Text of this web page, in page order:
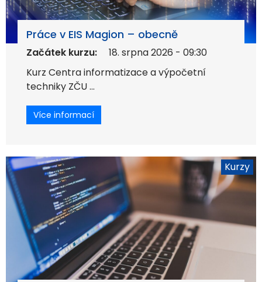
Práce v EIS Magion – obecně
Začátek kurzu:
18. srpna 2026 - 09:30
Kurz Centra informatizace a výpočetní
techniky ZČU ...
Více informací
Kurzy